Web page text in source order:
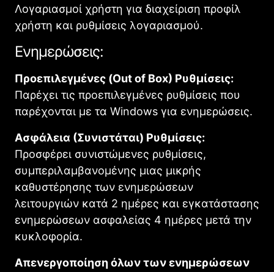
Λογαριασμοί χρήστη για διαχείριση προφίλ
χρήστη και ρυθμίσεις λογαριασμού.
Ενημερώσεις:
Προεπιλεγμένες (Out of Box) Ρυθμίσεις:
Παρέχει τις προεπιλεγμένες ρυθμίσεις που
παρέχονται με τα Windows για ενημερώσεις.
Ασφάλεια (Συνιστάται) Ρυθμίσεις:
Προσφέρει συνιστώμενες ρυθμίσεις,
συμπεριλαμβανομένης μιας μικρής
καθυστέρησης των ενημερώσεων
λειτουργιών κατά 2 ημέρες και εγκατάστασης
ενημερώσεων ασφαλείας 4 ημέρες μετά την
κυκλοφορία.
Απενεργοποίηση όλων των ενημερώσεων